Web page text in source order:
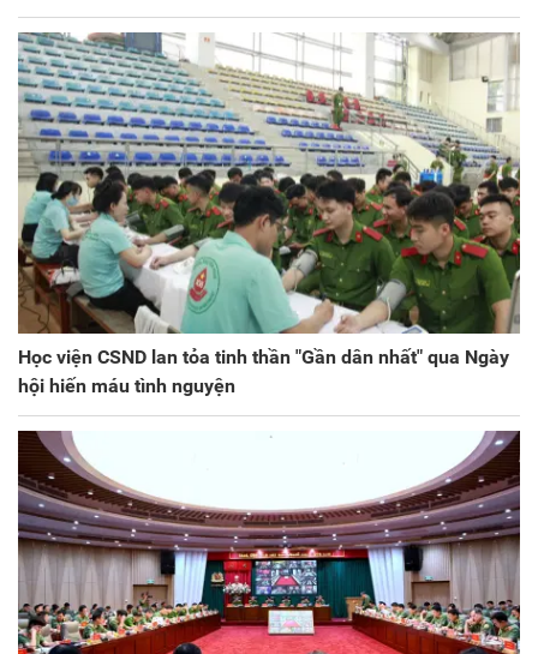
Học viện CSND lan tỏa tinh thần "Gần dân nhất" qua Ngày
hội hiến máu tình nguyện